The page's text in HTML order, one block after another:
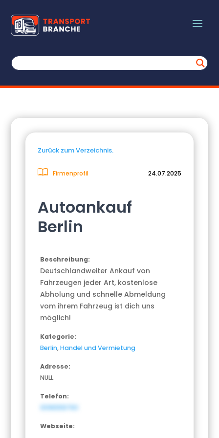
Zurück zum Verzeichnis.
Firmenprofil 24.07.2025
Autoankauf
Berlin
Beschreibung:
Deutschlandweiter Ankauf von
Fahrzeugen jeder Art, kostenlose
Abholung und schnelle Abmeldung
vom ihrem Fahrzeug ist dich uns
möglich!
Kategorie:
Berlin,Handel und Vermietung
Adresse:
NULL
Telefon:
3098358760
Webseite: